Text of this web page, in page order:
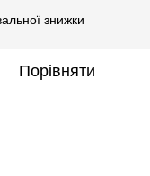
знижки
Порівняти